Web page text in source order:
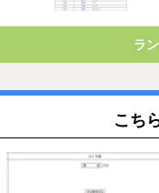
ラ
こち